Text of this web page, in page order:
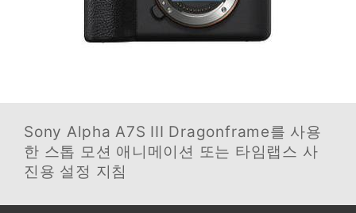
Sony Alpha A7S III Dragonframe를 사용
한 스톱 모션 애니메이션 또는 타임랩스 사
진용 설정 지침